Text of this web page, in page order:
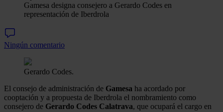
Gamesa designa consejero a Gerardo Codes en
representación de Iberdrola
Ningún comentario
Gerardo Codes.
El consejo de administración de Gamesa ha acordado por
cooptación y a propuesta de Iberdrola el nombramiento como
consejero de Gerardo Codes Calatrava, que ocupará el cargo en